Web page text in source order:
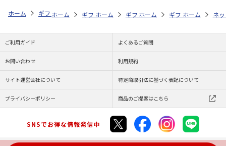
ホーム ギフト通販 内祝い・お返し 新築・引越し内祝い 予算で
ホーム ギフト通販 商品ジャンル ココバンド２色セ
ホーム ギフト通販 商品ジャンル グ
ホーム ギフト通販 商
ホーム ネ
ご利用ガイド よくあるご質問
お問い合わせ 利用規約
サイト運営会社について 特定商取引法に基づく表記について
プライバシーポリシー 商品のご提案はこちら
SNSでお得な情報発信中